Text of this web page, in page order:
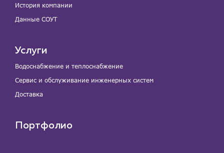
История компании
Данные СОУТ
Услуги
Водоснабжение и теплоснабжение
Сервис и обслуживание инженерных систем
Доставка
Портфолио